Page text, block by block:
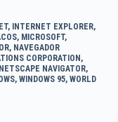
, INTERNET EXPLORER,
, MICROSOFT,
, NAVEGADOR
CORPORATION ,
NETSCAPE NAVIGATOR,
, WINDOWS 95, WORLD